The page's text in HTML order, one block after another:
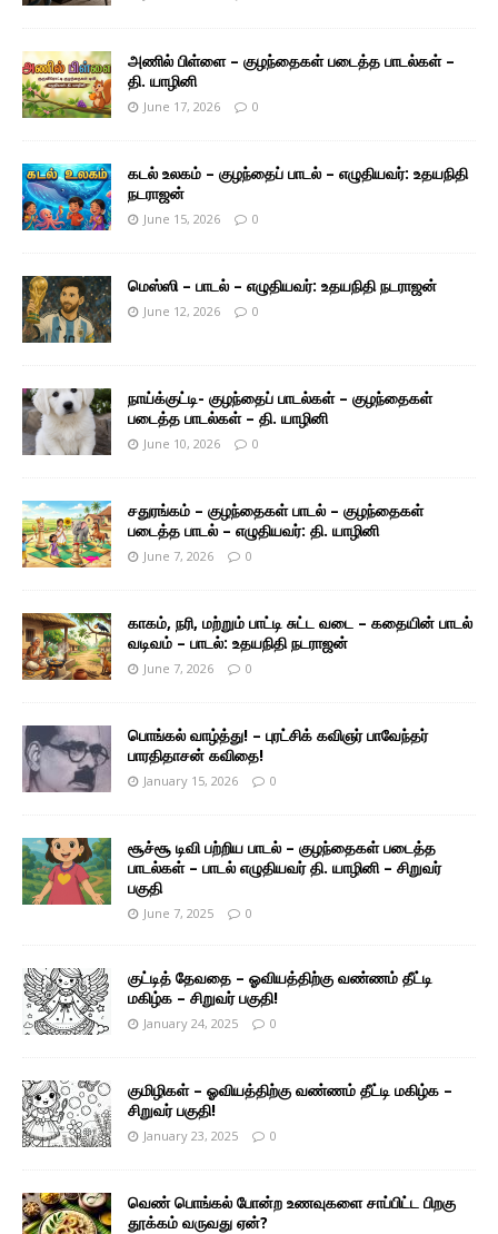
அணில் பிள்ளை – குழந்தைகள் படைத்த பாடல்கள் –
தி. யாழினி
June 17, 2026 0
கடல் உலகம் – குழந்தைப் பாடல் – எழுதியவர்: உதயநிதி
நடராஜன்
June 15, 2026 0
மெஸ்ஸி – பாடல் – எழுதியவர்: உதயநிதி நடராஜன்
June 12, 2026 0
நாய்க்குட்டி- குழந்தைப் பாடல்கள் – குழந்தைகள்
படைத்த பாடல்கள் – தி. யாழினி
June 10, 2026 0
சதுரங்கம் – குழந்தைகள் பாடல் – குழந்தைகள்
படைத்த பாடல் – எழுதியவர்: தி. யாழினி
June 7, 2026 0
காகம், நரி, மற்றும் பாட்டி சுட்ட வடை – கதையின் பாடல்
வடிவம் – பாடல்: உதயநிதி நடராஜன்
June 7, 2026 0
பொங்கல் வாழ்த்து! – புரட்சிக் கவிஞர் பாவேந்தர்
பாரதிதாசன் கவிதை!
January 15, 2026 0
சூச்சூ டிவி பற்றிய பாடல் – குழந்தைகள் படைத்த
பாடல்கள் – பாடல் எழுதியவர் தி. யாழினி – சிறுவர்
பகுதி
June 7, 2025 0
குட்டித் தேவதை – ஓவியத்திற்கு வண்ணம் தீட்டி
மகிழ்க – சிறுவர் பகுதி!
January 24, 2025 0
குமிழிகள் – ஓவியத்திற்கு வண்ணம் தீட்டி மகிழ்க –
சிறுவர் பகுதி!
January 23, 2025 0
வெண் பொங்கல் போன்ற உணவுகளை சாப்பிட்ட பிறகு
தூக்கம் வருவது ஏன்?